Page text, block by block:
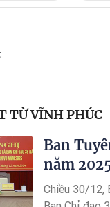
TỪ VĨNH PHÚC
Ban
năm
Chiều 30/12,